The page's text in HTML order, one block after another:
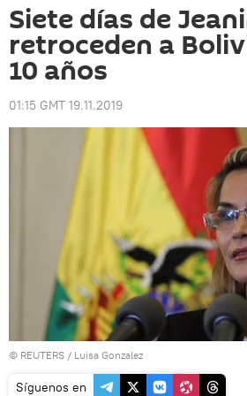
Siete días de
retroceden a
10 años
01:15 GMT 19.11.2019
© REUTERS / Luisa Gonzalez
Síguenos en